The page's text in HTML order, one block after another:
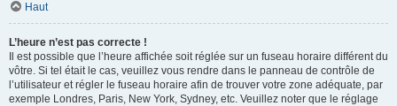
Haut
L’heure n’est pas correcte !
Il est possible que l’heure affichée soit réglée sur un fuseau horaire différent du
vôtre. Si tel était le cas, veuillez vous rendre dans le panneau de contrôle de
l’utilisateur et régler le fuseau horaire afin de trouver votre zone adéquate, par
exemple Londres, Paris, New York, Sydney, etc. Veuillez noter que le réglage